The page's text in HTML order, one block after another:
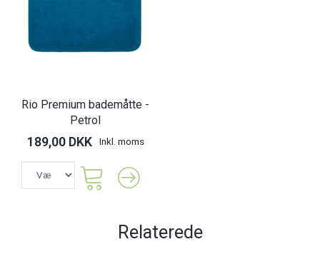
Rio Premium bademåtte -
Petrol
189,00 DKK Inkl. moms
Relaterede